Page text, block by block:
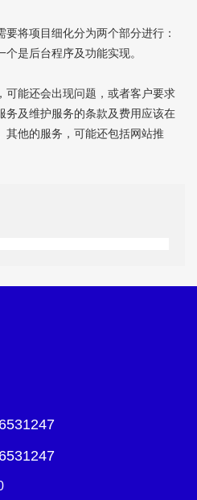
将项目细化分为两个部分进行：
是后台程序及功能实现。
可能还会出现问题，或者客户要求
务及维护服务的条款及费用应该在
其他的服务，可能还包括网站推